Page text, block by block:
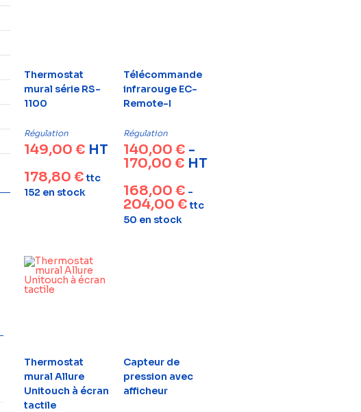
Thermostat
mural série RS-
1100
Régulation
149,00 € HT
178,80 €ttc
152 en stock
Télécommande
infrarouge EC-
Remote-I
Régulation
140,00 € -
170,00 € HT
168,00 € -
204,00 €ttc
50 en stock
Thermostat
mural Allure
Unitouch à écran
tactile
Capteur de
pression avec
afficheur